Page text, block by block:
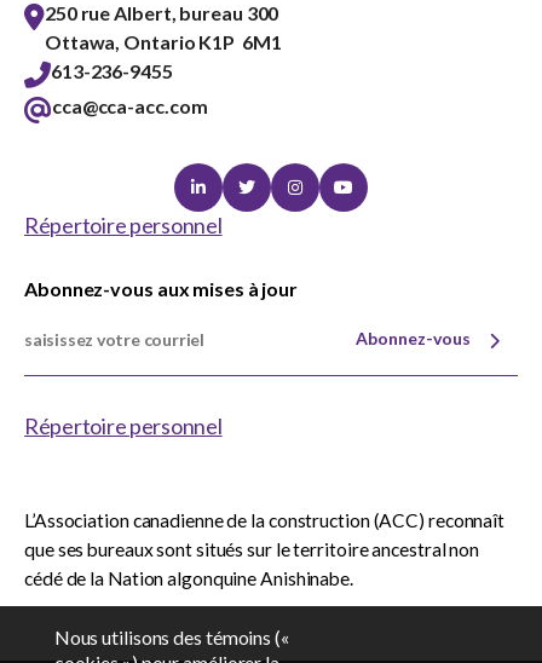
250 rue Albert, bureau 300
Ottawa, Ontario K1P 6M1
613-236-9455
cca@cca-acc.com
LinkedinTwitterInstagramYoutube
Répertoire personnel
Abonnez-vous aux mises à jour
Abonnez-vous
Répertoire personnel
L’Association canadienne de la construction (ACC) reconnaît
que ses bureaux sont situés sur le territoire ancestral non
cédé de la Nation algonquine Anishinabe.
Nous utilisons des témoins («